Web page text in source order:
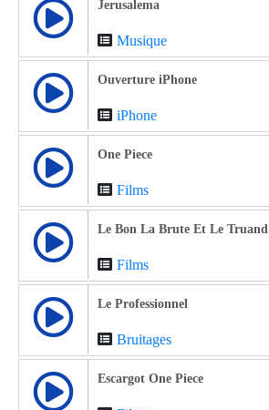
Jerusalema
Musique
Ouverture iPhone
iPhone
One Piece
Films
Le Bon La Brute Et Le Truand
Films
Le Professionnel
Bruitages
Escargot One Piece